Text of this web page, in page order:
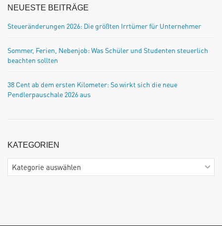
NEUESTE BEITRÄGE
Steueränderungen 2026: Die größten Irrtümer für Unternehmer
Sommer, Ferien, Nebenjob: Was Schüler und Studenten steuerlich
beachten sollten
38 Cent ab dem ersten Kilometer: So wirkt sich die neue
Pendlerpauschale 2026 aus
KATEGORIEN
Kategorien